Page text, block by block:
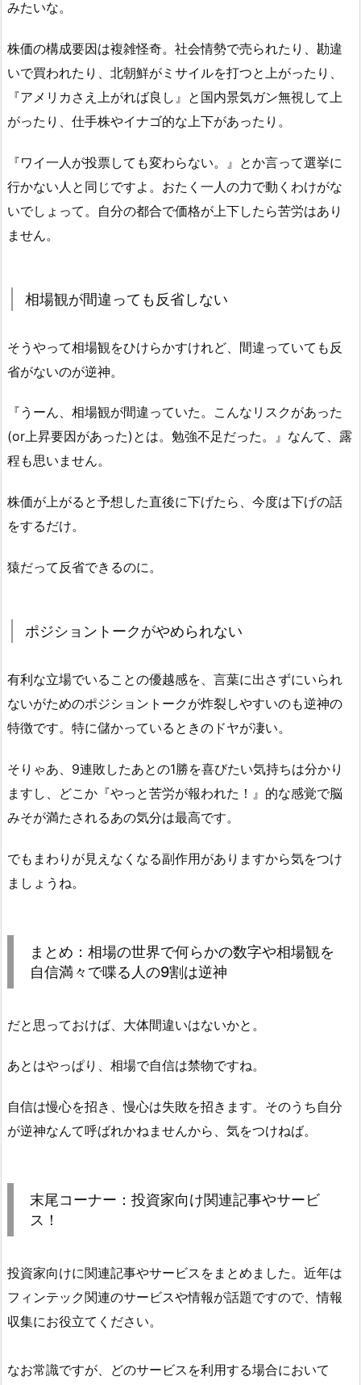
みたいな。
株価の構成要因は複雑怪奇。社会情勢で売られたり、勘違
いで買われたり、北朝鮮がミサイルを打つと上がったり、
『アメリカさえ上がれば良し』と国内景気ガン無視して上
がったり、仕手株やイナゴ的な上下があったり。
『ワイ一人が投票しても変わらない。』とか言って選挙に
行かない人と同じですよ。おたく一人の力で動くわけがな
いでしょって。自分の都合で価格が上下したら苦労はあり
ません。
相場観が間違っても反省しない
そうやって相場観をひけらかすけれど、間違っていても反
省がないのが逆神。
『うーん、相場観が間違っていた。こんなリスクがあった
(or上昇要因があった)とは。勉強不足だった。』なんて、露
程も思いません。
株価が上がると予想した直後に下げたら、今度は下げの話
をするだけ。
猿だって反省できるのに。
ポジショントークがやめられない
有利な立場でいることの優越感を、言葉に出さずにいられ
ないがためのポジショントークが炸裂しやすいのも逆神の
特徴です。特に儲かっているときのドヤが凄い。
そりゃあ、9連敗したあとの1勝を喜びたい気持ちは分かり
ますし、どこか『やっと苦労が報われた！』的な感覚で脳
みそが満たされるあの気分は最高です。
でもまわりが見えなくなる副作用がありますから気をつけ
ましょうね。
まとめ：相場の世界で何らかの数字や相場観を
自信満々で喋る人の9割は逆神
だと思っておけば、大体間違いはないかと。
あとはやっぱり、相場で自信は禁物ですね。
自信は慢心を招き、慢心は失敗を招きます。そのうち自分
が逆神なんて呼ばれかねませんから、気をつけねば。
末尾コーナー：投資家向け関連記事やサービ
ス！
投資家向けに関連記事やサービスをまとめました。近年は
フィンテック関連のサービスや情報が話題ですので、情報
収集にお役立てください。
なお常識ですが、どのサービスを利用する場合において